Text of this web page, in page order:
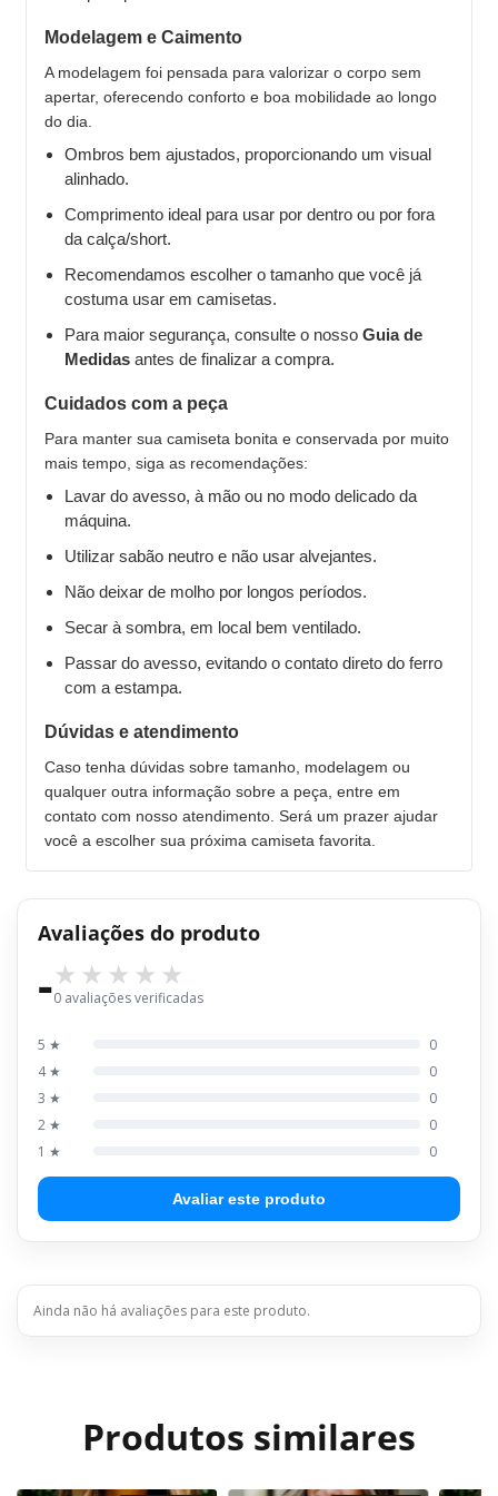
Modelagem e Caimento
A modelagem foi pensada para valorizar o corpo sem
apertar, oferecendo conforto e boa mobilidade ao longo
do dia.
Ombros bem ajustados, proporcionando um visual
alinhado.
Comprimento ideal para usar por dentro ou por fora
da calça/short.
Recomendamos escolher o tamanho que você já
costuma usar em camisetas.
Para maior segurança, consulte o nosso Guia de
Medidas antes de finalizar a compra.
Cuidados com a peça
Para manter sua camiseta bonita e conservada por muito
mais tempo, siga as recomendações:
Lavar do avesso, à mão ou no modo delicado da
máquina.
Utilizar sabão neutro e não usar alvejantes.
Não deixar de molho por longos períodos.
Secar à sombra, em local bem ventilado.
Passar do avesso, evitando o contato direto do ferro
com a estampa.
Dúvidas e atendimento
Caso tenha dúvidas sobre tamanho, modelagem ou
qualquer outra informação sobre a peça, entre em
contato com nosso atendimento. Será um prazer ajudar
você a escolher sua próxima camiseta favorita.
Avaliações do produto
-0 avaliações verificadas
5 ★
0
4 ★
0
3 ★
0
2 ★
0
1 ★
0
Avaliar este produto
Ainda não há avaliações para este produto.
Produtos similares